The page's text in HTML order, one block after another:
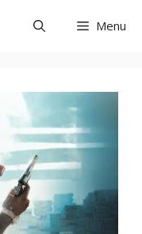
Menu